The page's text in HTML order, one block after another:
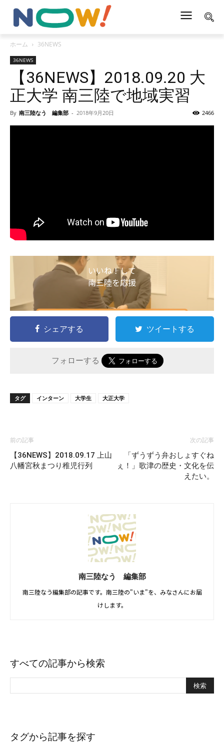
ホーム 36NEWS
36NEWS
【36NEWS】2018.09.20 大
正大学 南三陸で地域実習
By 南三陸なう 編集部 - 2018年9月20日 2466
いいね！して
南三陸を応援
シェアする ツイートする
フォローする
タグ インターン 大学生 大正大学
前の記事
【36NEWS】2018.09.17 上山
八幡宮秋まつり稚児行列
次の記事
「ずうずう弁おしょすぐね
ぇ！」歌津の歴史・文化を伝
えたい。
南三陸なう 編集部
南三陸なう編集部の記事です。南三陸の"いま"を、みなさんにお届
けします。
すべての記事から検索
タグから記事を探す